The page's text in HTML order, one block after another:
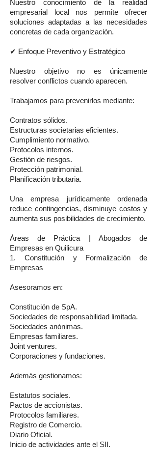
Nuestro conocimiento de la realidad
empresarial local nos permite ofrecer
soluciones adaptadas a las necesidades
concretas de cada organización.
✔ Enfoque Preventivo y Estratégico
Nuestro objetivo no es únicamente
resolver conflictos cuando aparecen.
Trabajamos para prevenirlos mediante:
Contratos sólidos.
Estructuras societarias eficientes.
Cumplimiento normativo.
Protocolos internos.
Gestión de riesgos.
Protección patrimonial.
Planificación tributaria.
Una empresa jurídicamente ordenada
reduce contingencias, disminuye costos y
aumenta sus posibilidades de crecimiento.
Áreas de Práctica | Abogados de
Empresas en Quilicura
1. Constitución y Formalización de
Empresas
Asesoramos en:
Constitución de SpA.
Sociedades de responsabilidad limitada.
Sociedades anónimas.
Empresas familiares.
Joint ventures.
Corporaciones y fundaciones.
Además gestionamos:
Estatutos sociales.
Pactos de accionistas.
Protocolos familiares.
Registro de Comercio.
Diario Oficial.
Inicio de actividades ante el SII.